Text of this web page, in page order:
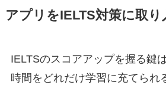
アプリをIELTS対策に取り
IELTSのスコアアップを握る鍵
時間をどれだけ学習に充てられ